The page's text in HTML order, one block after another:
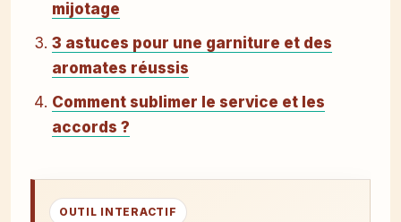
mijotage
3 astuces pour une garniture et des
aromates réussis
Comment sublimer le service et les
accords ?
OUTIL INTERACTIF